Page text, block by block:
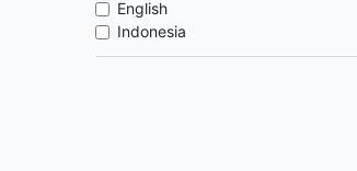
English
Indonesia